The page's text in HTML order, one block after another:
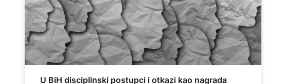
U BiH disciplinski postupci i otkazi kao nagrada